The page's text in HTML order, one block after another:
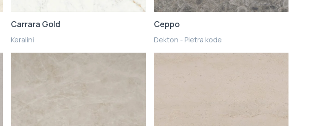
Carrara Gold
Keralini
Ceppo
Dekton - Pietra kode